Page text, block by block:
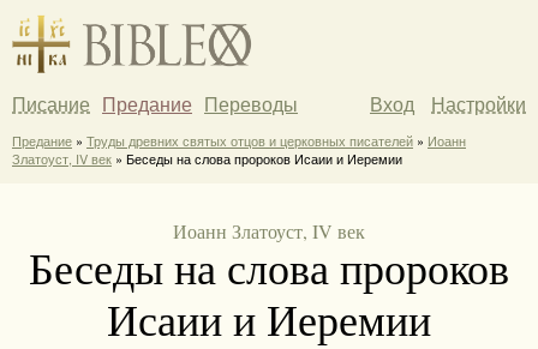
Писание Предание Переводы Вход Настройки
Предание » Труды древних святых отцов и церковных писателей » Иоанн
Златоуст, IV век » Беседы на слова пророков Исаии и Иеремии
Иоанн Златоуст, IV век
Беседы на слова пророков
Исаии и Иеремии